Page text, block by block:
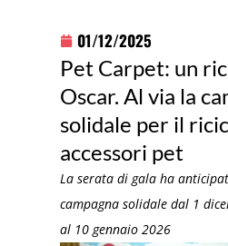
01/12/2025
Pet Carpet: un
Oscar. Al via la
solidale per il
accessori pet
La serata di gala ha
campagna solidale dal 1
al 10 gennaio 2026